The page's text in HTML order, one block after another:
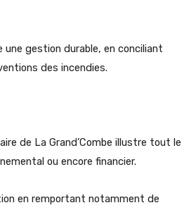
une gestion durable, en conciliant
des incendies.
de La Grand’Combe illustre tout le
ou encore financier.
en remportant notamment de